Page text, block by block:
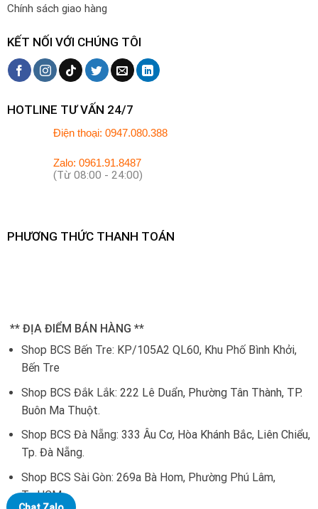
Chính sách giao hàng
KẾT NỐI VỚI CHÚNG TÔI
HOTLINE TƯ VẤN 24/7
Điện thoại: 0947.080.388
Zalo: 0961.91.8487
(Từ 08:00 - 24:00)
PHƯƠNG THỨC THANH TOÁN
** ĐỊA ĐIỂM BÁN HÀNG **
Shop BCS Bến Tre: KP/105A2 QL60, Khu Phố Bình Khởi,
Bến Tre
Shop BCS Đắk Lắk:222 Lê Duẩn, Phường Tân Thành, TP.
Buôn Ma Thuột.
Shop BCS Đà Nẵng:333 Âu Cơ, Hòa Khánh Bắc, Liên Chiểu,
Tp. Đà Nẵng.
Shop BCS Sài Gòn: 269a Bà Hom, Phường Phú Lâm,
Tp.HCM